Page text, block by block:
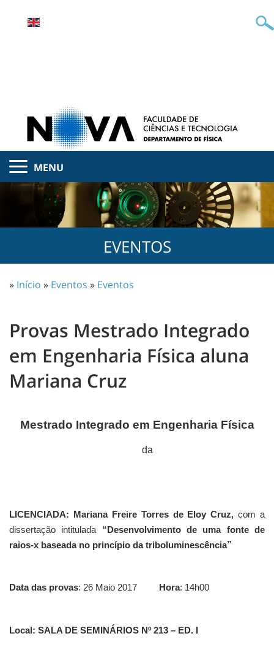
MENU
EVENTOS
» Início » Eventos » Eventos
Provas Mestrado Integrado
em Engenharia Física aluna
Mariana Cruz
Mestrado Integrado em Engenharia Física
da
LICENCIADA: Mariana Freire Torres de Eloy Cruz, com a
dissertação intitulada “Desenvolvimento de uma fonte de
raios-x baseada no princípio da triboluminescência”
Data das provas: 26 Maio 2017 Hora: 14h00
Local: SALA DE SEMINÁRIOS Nº 213 – ED. I